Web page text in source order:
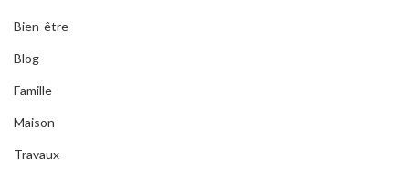
Bien-être
Blog
Famille
Maison
Travaux